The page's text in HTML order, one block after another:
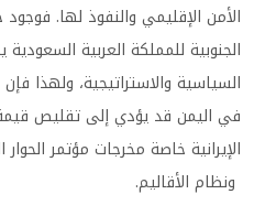
الأمن الإقليمي والنفوذ لها.
الجنوبية للمملكة العربية
السياسية والاستراتيجية، ولهذا
في اليمن قد يؤدي إلى تقليص
الإيرانية خاصة مخرجات مؤتمر
ونظام الأقاليم.